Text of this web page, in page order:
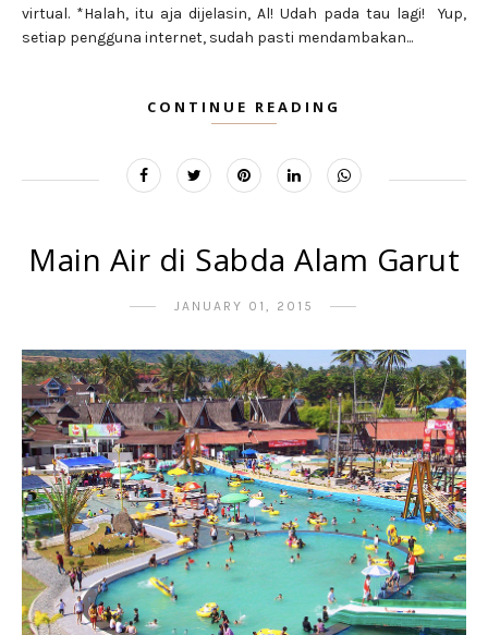
virtual. *Halah, itu aja dijelasin, Al! Udah pada tau lagi! Yup,
setiap pengguna internet, sudah pasti mendambakan...
CONTINUE READING
Main Air di Sabda Alam Garut
JANUARY 01, 2015